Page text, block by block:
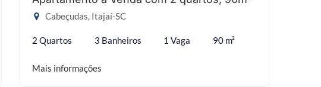
Cabeçudas, Itajaí-SC
2 Quartos 3 Banheiros 1 Vaga 90 m²
Mais informações